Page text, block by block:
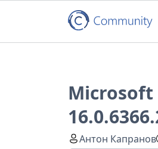
Microsoft
Антон Капранов